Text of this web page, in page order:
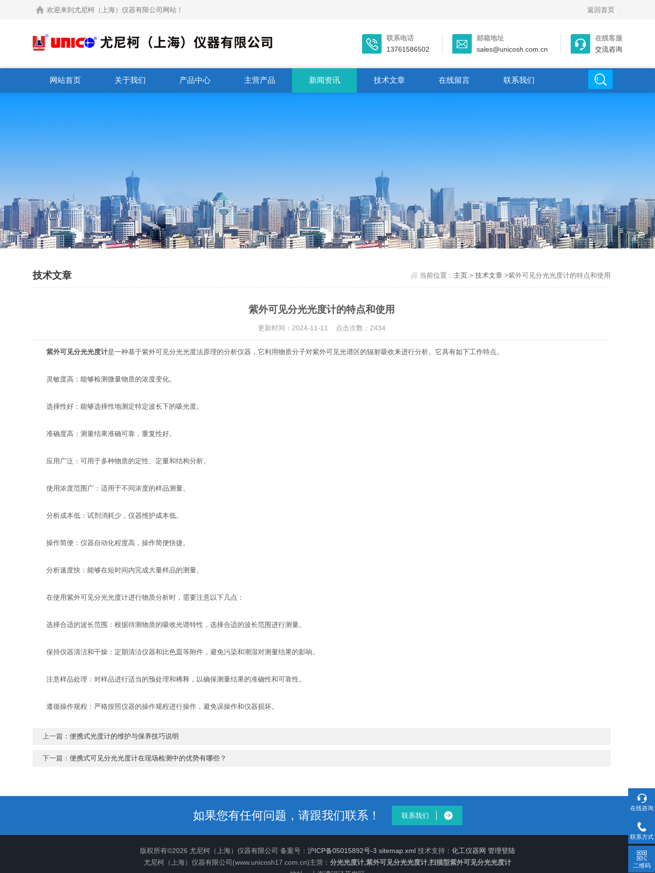
欢迎来到尤尼柯（上海）仪器有限公司网站！ 返回首页
联系电话
13761586502
邮箱地址
sales@unicosh.com.cn
在线客服
交流咨询
网站首页 关于我们 产品中心 主营产品 新闻资讯 技术文章 在线留言 联系我们
技术文章 当前位置： 主页> 技术文章>紫外可见分光光度计的特点和使用
紫外可见分光光度计的特点和使用
更新时间：2024-11-11 点击次数：2434
紫外可见分光光度计是一种基于紫外可见分光光度法原理的分析仪器，它利用物质分子对紫外可见光谱区的辐射吸收来进行分析。它具有如下工作特点。
灵敏度高：能够检测微量物质的浓度变化。
选择性好：能够选择性地测定特定波长下的吸光度。
准确度高：测量结果准确可靠，重复性好。
应用广泛：可用于多种物质的定性、定量和结构分析。
使用浓度范围广：适用于不同浓度的样品测量。
分析成本低：试剂消耗少，仪器维护成本低。
操作简便：仪器自动化程度高，操作简便快捷。
分析速度快：能够在短时间内完成大量样品的测量。
在使用紫外可见分光光度计进行物质分析时，需要注意以下几点：
选择合适的波长范围：根据待测物质的吸收光谱特性，选择合适的波长范围进行测量。
保持仪器清洁和干燥：定期清洁仪器和比色皿等附件，避免污染和潮湿对测量结果的影响。
注意样品处理：对样品进行适当的预处理和稀释，以确保测量结果的准确性和可靠性。
遵循操作规程：严格按照仪器的操作规程进行操作，避免误操作和仪器损坏。
上一篇：便携式光度计的维护与保养技巧说明
下一篇：便携式可见分光光度计在现场检测中的优势有哪些？
如果您有任何问题，请跟我们联系！ 联系我们
版权所有©2026 尤尼柯（上海）仪器有限公司 备案号： 沪ICP备05015892号-3 sitemap.xml 技术支持： 化工仪器网 管理登陆
尤尼柯（上海）仪器有限公司(www.unicosh17.com.cn)主营： 分光光度计,紫外可见分光光度计,扫描型紫外可见分光光度计
在线咨询
联系方式
二维码